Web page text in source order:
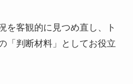
を客観的に見つめ直し、ト
「判断材料」としてお役立